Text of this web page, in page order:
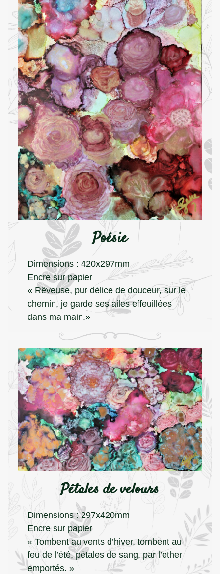
Poésie
Dimensions : 420x297mm
Encre sur papier
« Rêveuse, pur délice de douceur, sur le
chemin, je garde ses ailes effeuillées
dans ma main.»
Pétales de velours
Dimensions : 297x420mm
Encre sur papier
« Tombent au vents d’hiver, tombent au
feu de l’été, pétales de sang, par l’ether
emportés. »